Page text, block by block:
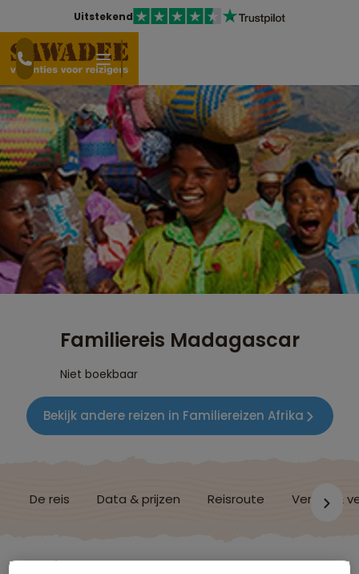
Uitstekend
Familiereis Madagascar
Niet boekbaar
Bekijk andere reizen in Familiereizen Afrika
De reis Data & prijzen Reisroute Verblijf &
Madagascar